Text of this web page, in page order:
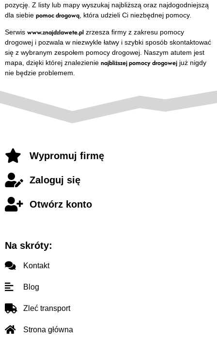
pozycję. Z listy lub mapy wyszukaj najbliższą oraz najdogodniejszą
dla siebie pomoc drogową , która udzieli Ci niezbędnej pomocy.
Serwis www.znajdzlawete.pl zrzesza firmy z zakresu pomocy
drogowej i pozwala w niezwykle łatwy i szybki sposób skontaktować
się z wybranym zespołem pomocy drogowej. Naszym atutem jest
mapa, dzięki której znalezienie najbliższej pomocy drogowej już nigdy
nie będzie problemem.
Wypromuj firmę
Zaloguj się
Otwórz konto
Na skróty:
Kontakt
Blog
Zleć transport
Strona główna